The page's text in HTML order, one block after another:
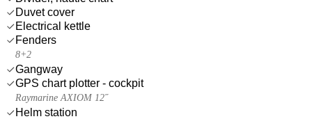
Duvet cover
Electrical kettle
Fenders
8+2
Gangway
GPS chart plotter - cockpit
Raymarine AXIOM 12˝
Helm station